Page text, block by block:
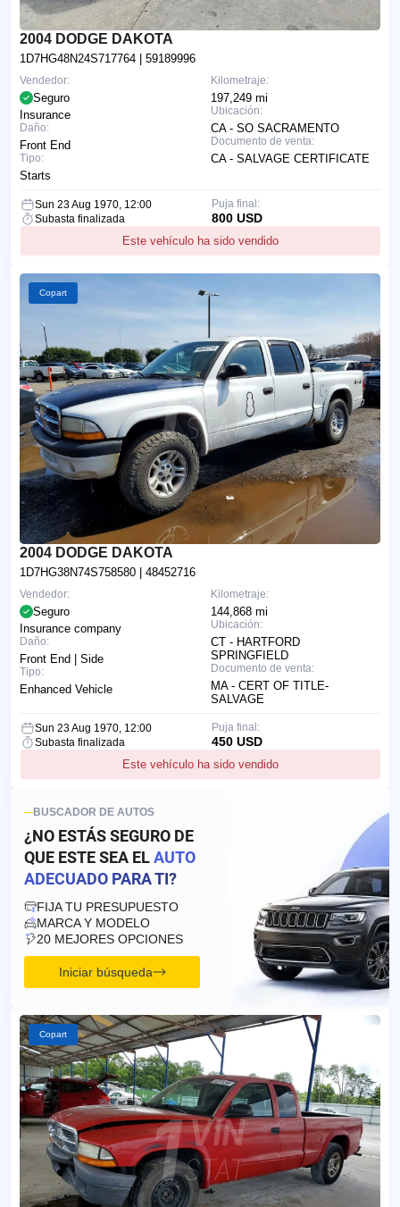
2004 DODGE DAKOTA
1D7HG48N24S717764 | 59189996
Kilometraje:
197,249 mi
Ubicación:
CA - SO SACRAMENTO
Documento de venta:
CA - SALVAGE CERTIFICATE
Vendedor:
Seguro
Insurance
Daño:
Front End
Tipo:
Starts
Sun 23 Aug 1970, 12:00
Subasta finalizada
Este vehículo ha sido vendido
Puja final:
800 USD
Copart
2004 DODGE DAKOTA
1D7HG38N74S758580 | 48452716
Kilometraje:
144,868 mi
Ubicación:
CT - HARTFORD
SPRINGFIELD
Documento de venta:
MA - CERT OF TITLE-
SALVAGE
Vendedor:
Seguro
Insurance company
Daño:
Front End | Side
Tipo:
Enhanced Vehicle
Sun 23 Aug 1970, 12:00
Subasta finalizada
Este vehículo ha sido vendido
Puja final:
450 USD
BUSCADOR DE AUTOS
¿NO ESTÁS SEGURO DE
QUE ESTE SEA ELAUTO
ADECUADO PARA TI?
FIJA TU PRESUPUESTO
MARCA Y MODELO
20 MEJORES OPCIONES
Iniciar búsqueda
Copart